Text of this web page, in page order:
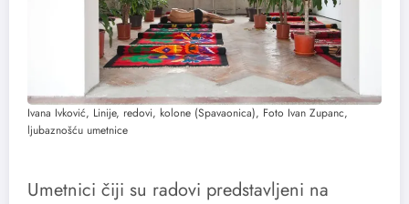
Ivana Ivković, Linije, redovi, kolone (Spavaonica), Foto Ivan Zupanc,
ljubaznošću umetnice
Umetnici čiji su radovi predstavljeni na